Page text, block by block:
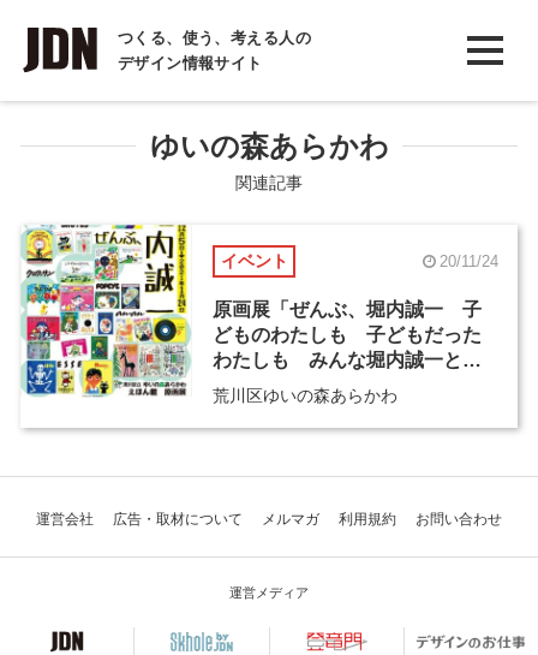
つくる、使う、考える人の
デザイン情報サイト
INTERVIEW
インタビュー
REPORT
COLUMN
コラム
ゆいの森あらかわ
関連記事
イベント 20/11/24
原画展「ぜんぶ、堀内誠一 子
どものわたしも 子どもだった
わたしも みんな堀内誠一とむ
すばれている」
荒川区ゆいの森あらかわ
運営会社 広告・取材について メルマガ 利用規約 お問い合わせ
運営メディア